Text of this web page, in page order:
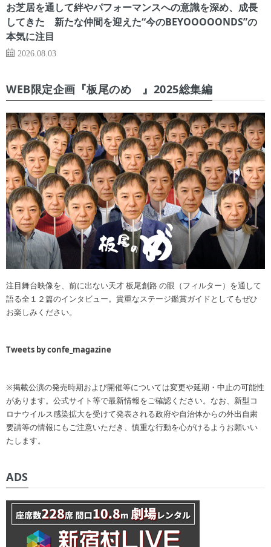
お芝居を通して絆やパフォーマンスへの意識を深め、成長
してきた 新たな仲間を迎えた“今のBEYOOOOONDS”の
本気に注目
2026.08.03
WEB限定企画『板尾のめ゙』2025総集編
注目舞台映像を、前に出ない天才 板尾創路 の眼（フィルター）を通して
語る全１２篇のインタビュー。貴重なステージ鑑賞ガイドとしてもぜひ
お楽しみください。
Tweets by confe_magazine
※掲載公演の発売時期および開催等については変更や延期・中止の可能性
があります。公式サイト等で最新情報をご確認ください。なお、新型コ
ロナウイルス感染拡大を受けて発表される政府や自治体からの外出自粛
要請等の情報にもご注意いただき、慎重な行動を心がけるようお願いい
たします。
ADS